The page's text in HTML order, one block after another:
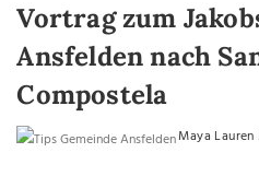
Vortrag zum
Ansfelden nach
Compostela
Maya